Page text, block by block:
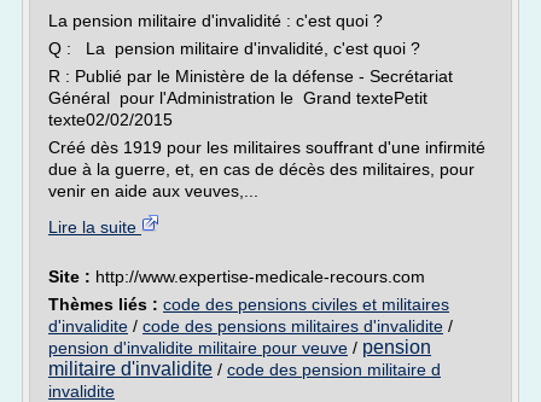
La pension militaire d'invalidité : c'est quoi ?
Q : La pension militaire d'invalidité, c'est quoi ?
R : Publié par le Ministère de la défense - Secrétariat
Général pour l'Administration le Grand textePetit
texte02/02/2015
Créé dès 1919 pour les militaires souffrant d'une infirmité
due à la guerre, et, en cas de décès des militaires, pour
venir en aide aux veuves,...
Lire la suite
Site : http://www.expertise-medicale-recours.com
Thèmes liés : code des pensions civiles et militaires
d'invalidite / code des pensions militaires d'invalidite /
pension d'invalidite militaire pour veuve / pension
militaire d'invalidite / code des pension militaire d
invalidite